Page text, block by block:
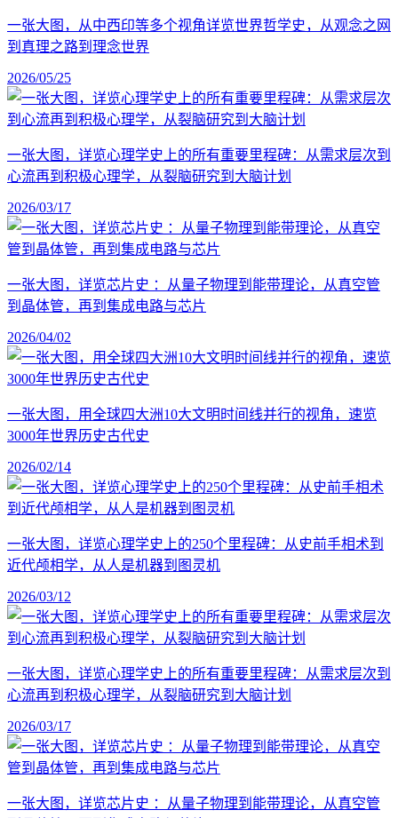
一张大图，从中西印等多个视角详览世界哲学史，从观念之网
到真理之路到理念世界
2026/05/25
一张大图，详览心理学史上的所有重要里程碑：从需求层次到
心流再到积极心理学，从裂脑研究到大脑计划
2026/03/17
一张大图，详览芯片史 ：从量子物理到能带理论，从真空管
到晶体管，再到集成电路与芯片
2026/04/02
一张大图，用全球四大洲10大文明时间线并行的视角，速览
3000年世界历史古代史
2026/02/14
一张大图，详览心理学史上的250个里程碑：从史前手相术到
近代颅相学，从人是机器到图灵机
2026/03/12
一张大图，详览心理学史上的所有重要里程碑：从需求层次到
心流再到积极心理学，从裂脑研究到大脑计划
2026/03/17
一张大图，详览芯片史 ：从量子物理到能带理论，从真空管